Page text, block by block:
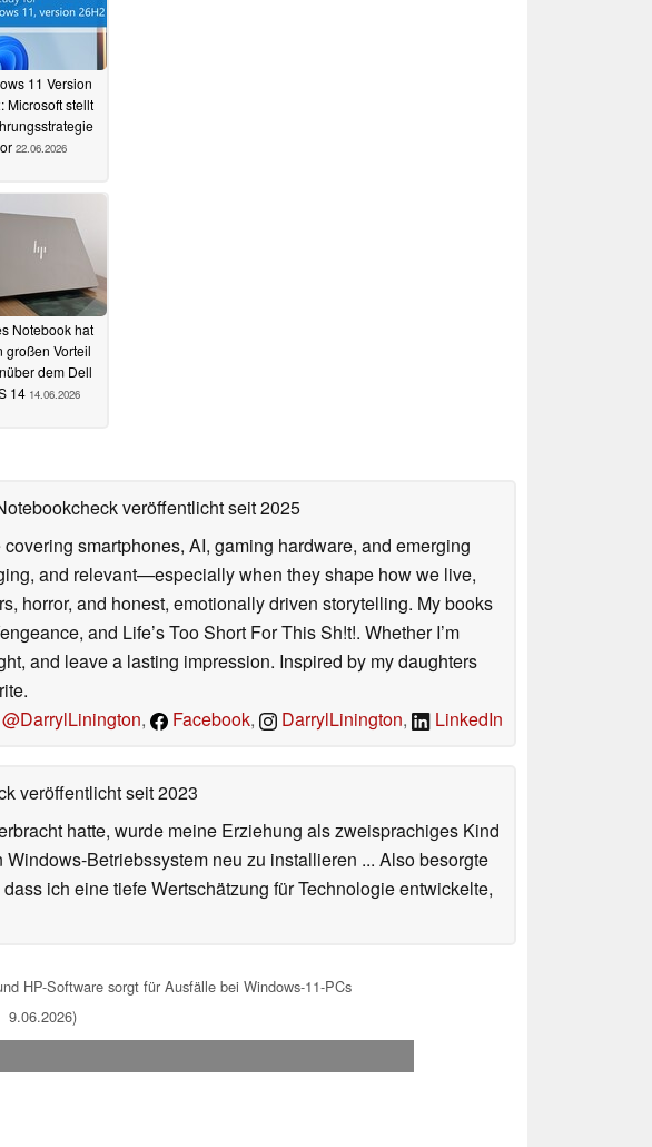
11 Version
Microsoft stellt
22.06.2026
Notebook hat
großen Vorteil
dem Dell
14 14.06.2026
veröffentlichtseit 2025
smartphones, AI, gaming hardware, and emerging
and relevant—especially when they shape how we live,
horror, and honest, emotionally driven storytelling. My books
and Life’s Too Short For This Sh!t!. Whether I’m
and leave a lasting impression. Inspired by my daughters
@DarrylLinington, Facebook, DarrylLinington, LinkedIn
veröffentlichtseit 2023
hatte, wurde meine Erziehung als zweisprachiges Kind
Betriebssystem neu zu installieren ... Also besorgte
ich eine tiefe Wertschätzung für Technologie entwickelte,
HP-Software sorgt für Ausfälle bei Windows-11-PCs
9.06.2026)